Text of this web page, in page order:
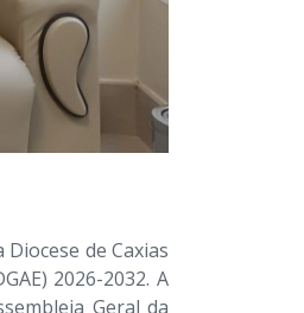
de Caxias
2026-2032. A
Geral da